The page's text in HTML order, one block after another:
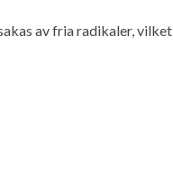
av fria radikaler, vilket